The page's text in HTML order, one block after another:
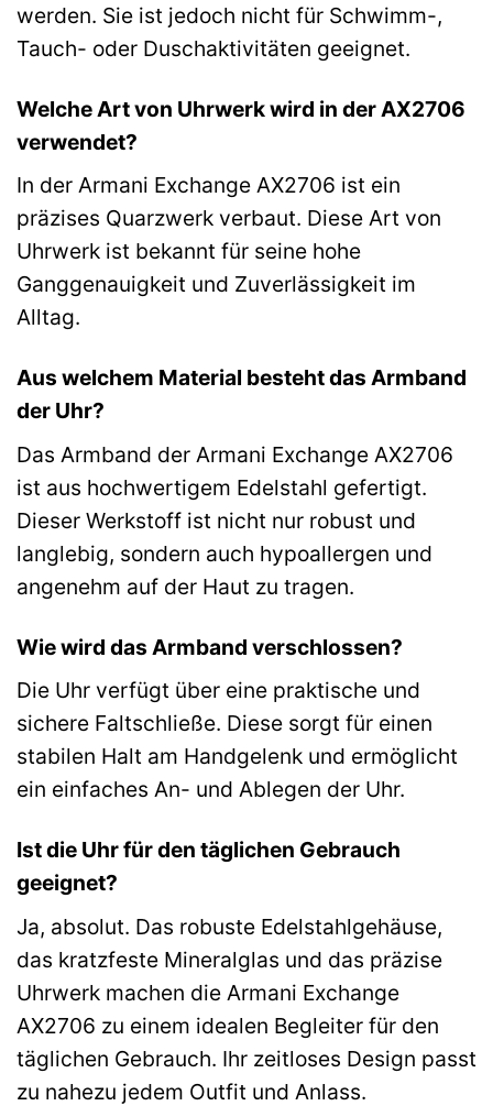
werden. Sie ist jedoch nicht für Schwimm-,
Tauch- oder Duschaktivitäten geeignet.
Welche Art von Uhrwerk wird in der AX2706
verwendet?
In der Armani Exchange AX2706 ist ein
präzises Quarzwerk verbaut. Diese Art von
Uhrwerk ist bekannt für seine hohe
Ganggenauigkeit und Zuverlässigkeit im
Alltag.
Aus welchem Material besteht das Armband
der Uhr?
Das Armband der Armani Exchange AX2706
ist aus hochwertigem Edelstahl gefertigt.
Dieser Werkstoff ist nicht nur robust und
langlebig, sondern auch hypoallergen und
angenehm auf der Haut zu tragen.
Wie wird das Armband verschlossen?
Die Uhr verfügt über eine praktische und
sichere Faltschließe. Diese sorgt für einen
stabilen Halt am Handgelenk und ermöglicht
ein einfaches An- und Ablegen der Uhr.
Ist die Uhr für den täglichen Gebrauch
geeignet?
Ja, absolut. Das robuste Edelstahlgehäuse,
das kratzfeste Mineralglas und das präzise
Uhrwerk machen die Armani Exchange
AX2706 zu einem idealen Begleiter für den
täglichen Gebrauch. Ihr zeitloses Design passt
zu nahezu jedem Outfit und Anlass.